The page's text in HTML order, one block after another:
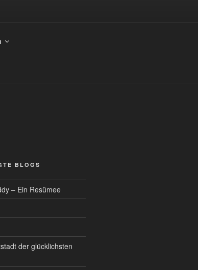
BLOGS
– Ein Resümee
der glücklichsten